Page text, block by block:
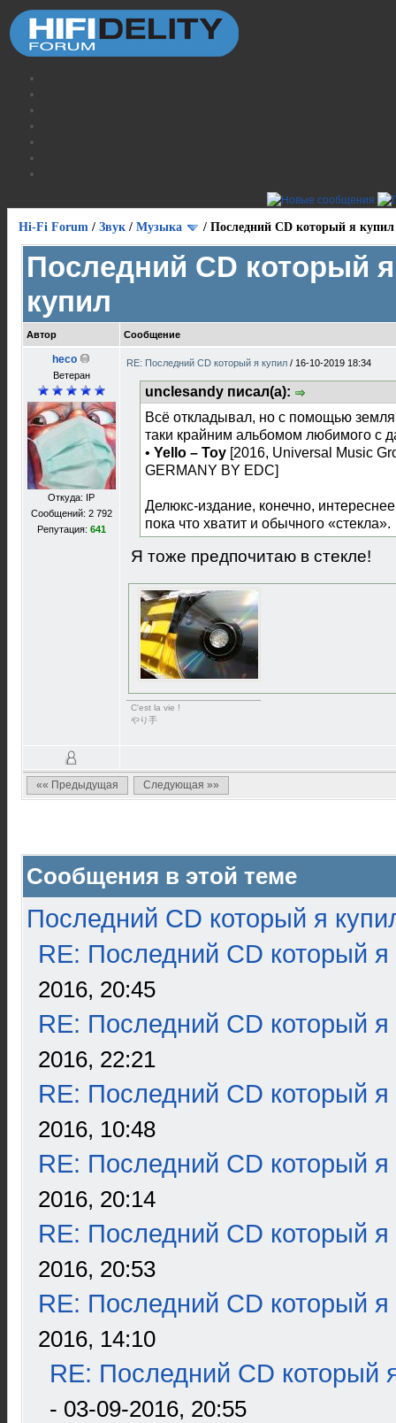
Hi-Fi Forum / Звук / Музыка / Последний CD который я купил
Последний CD который я
купил
Автор Сообщение
heco
Ветеран
Откуда: IP
Сообщений: 2 792
Репутация: 641
RE: Последний CD который я купил / 16-10-2019 18:34
unclesandy писал(а):
Всё откладывал, но с помощью
таки крайним альбомом любимого с
• Yello ‎– Toy [2016, Universal Music
GERMANY BY EDC]
Делюкс-издание, конечно,
пока что хватит и обычного «стекла».
Я тоже предпочитаю в стекле!
C'est la vie !
やり手
«« Предыдущая Следующая »»
Сообщения в этой теме
Последний CD который я
RE: Последний CD который я
2016, 20:45
RE: Последний CD который я
2016, 22:21
RE: Последний CD который я
2016, 10:48
RE: Последний CD который я
2016, 20:14
RE: Последний CD который я
2016, 20:53
RE: Последний CD который я
2016, 14:10
RE: Последний CD который
- 03-09-2016, 20:55